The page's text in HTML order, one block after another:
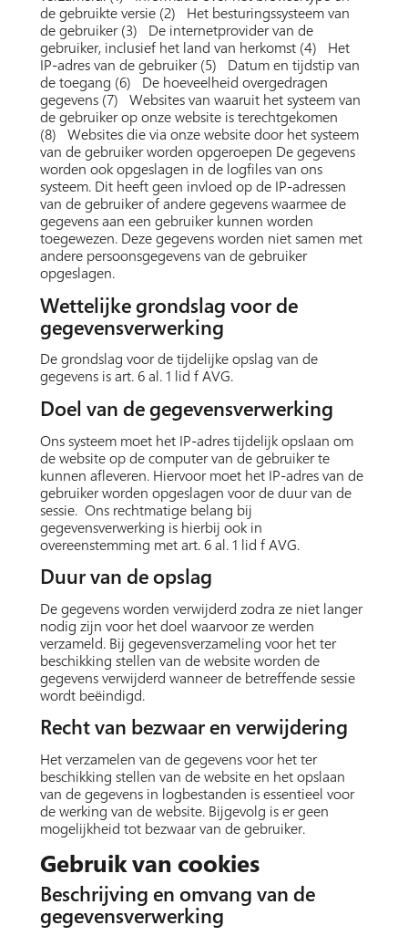
de gebruikte versie (2) Het besturingssysteem van
de gebruiker (3) De internetprovider van de
gebruiker, inclusief het land van herkomst (4) Het
IP-adres van de gebruiker (5) Datum en tijdstip van
de toegang (6) De hoeveelheid overgedragen
gegevens (7) Websites van waaruit het systeem van
de gebruiker op onze website is terechtgekomen
(8) Websites die via onze website door het systeem
van de gebruiker worden opgeroepen De gegevens
worden ook opgeslagen in de logfiles van ons
systeem. Dit heeft geen invloed op de IP-adressen
van de gebruiker of andere gegevens waarmee de
gegevens aan een gebruiker kunnen worden
toegewezen. Deze gegevens worden niet samen met
andere persoonsgegevens van de gebruiker
opgeslagen.
Wettelijke grondslag voor de
gegevensverwerking
De grondslag voor de tijdelijke opslag van de
gegevens is art. 6 al. 1 lid f AVG.
Doel van de gegevensverwerking
Ons systeem moet het IP-adres tijdelijk opslaan om
de website op de computer van de gebruiker te
kunnen afleveren. Hiervoor moet het IP-adres van de
gebruiker worden opgeslagen voor de duur van de
sessie. Ons rechtmatige belang bij
gegevensverwerking is hierbij ook in
overeenstemming met art. 6 al. 1 lid f AVG.
Duur van de opslag
De gegevens worden verwijderd zodra ze niet langer
nodig zijn voor het doel waarvoor ze werden
verzameld. Bij gegevensverzameling voor het ter
beschikking stellen van de website worden de
gegevens verwijderd wanneer de betreffende sessie
wordt beëindigd.
Recht van bezwaar en verwijdering
Het verzamelen van de gegevens voor het ter
beschikking stellen van de website en het opslaan
van de gegevens in logbestanden is essentieel voor
de werking van de website. Bijgevolg is er geen
mogelijkheid tot bezwaar van de gebruiker.
Gebruik van cookies
Beschrijving en omvang van de
gegevensverwerking